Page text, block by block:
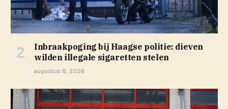
Inbraakpoging bij Haagse politie: dieven
wilden illegale sigaretten stelen
augustus 8, 2026